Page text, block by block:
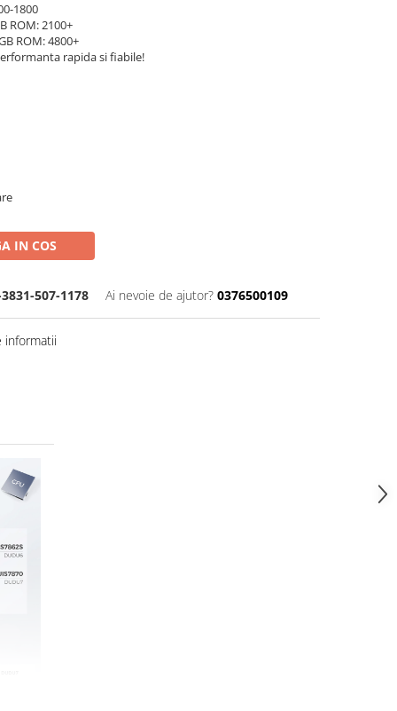
1800
ROM: 2100+
ROM: 4800+
rapida si fiabile!
IN COS
507-1178 Ai nevoie de ajutor? 0376500109
informatii